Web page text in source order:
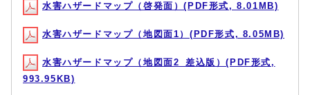
水害ハザードマップ（啓発面）(PDF形式, 8.01MB)
水害ハザードマップ（地図面1）(PDF形式, 8.05MB)
水害ハザードマップ（地図面2_差込版）(PDF形式,
993.95KB)